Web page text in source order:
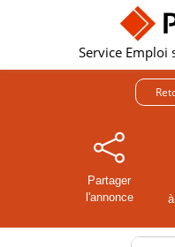
Service Emploi
Partager
l'annonce